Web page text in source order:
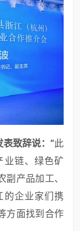
表致辞说：“此
业链、绿色矿
产品加工、
的企业家们携
方面找到合作